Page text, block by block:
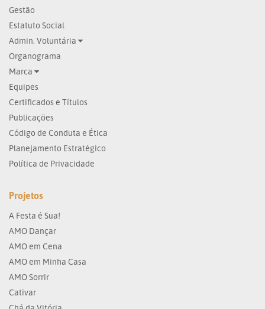
Gestão
Estatuto Social
Admin. Voluntária
Organograma
Marca
Equipes
Certificados e Títulos
Publicações
Código de Conduta e Ética
Planejamento Estratégico
Política de Privacidade
Projetos
A Festa é Sua!
AMO Dançar
AMO em Cena
AMO em Minha Casa
AMO Sorrir
Cativar